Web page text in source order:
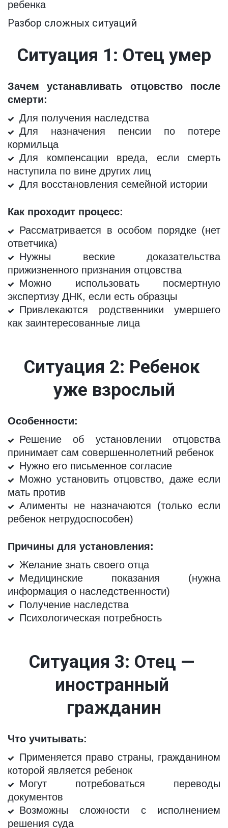
ребенка
Разбор сложных ситуаций
Ситуация 1: Отец умер
Зачем устанавливать отцовство после
смерти:
Для получения наследства
Для назначения пенсии по потере
кормильца
Для компенсации вреда, если смерть
наступила по вине других лиц
Для восстановления семейной истории
Как проходит процесс:
Рассматривается в особом порядке (нет
ответчика)
Нужны веские доказательства
прижизненного признания отцовства
Можно использовать посмертную
экспертизу ДНК, если есть образцы
Привлекаются родственники умершего
как заинтересованные лица
Ситуация 2: Ребенок
уже взрослый
Особенности:
Решение об установлении отцовства
принимает сам совершеннолетний ребенок
Нужно его письменное согласие
Можно установить отцовство, даже если
мать против
Алименты не назначаются (только если
ребенок нетрудоспособен)
Причины для установления:
Желание знать своего отца
Медицинские показания (нужна
информация о наследственности)
Получение наследства
Психологическая потребность
Ситуация 3: Отец —
иностранный
гражданин
Что учитывать:
Применяется право страны, гражданином
которой является ребенок
Могут потребоваться переводы
документов
Возможны сложности с исполнением
решения суда